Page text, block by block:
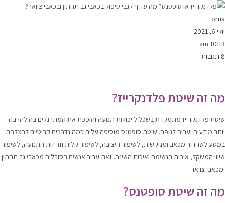
orna
יולי 6, 2021
10:13 am
8 תגובות
מה זה שיטת פלדנקרייז?
שיטת פלדנקרייז מתמקדת בשכלול יכולות תנועה והופכת את המתרגלים בה להרבה
יותר מודעים וערים לגופם. שיטת סופטנס מוסיפה עליה כמה נדבכים קריטיים להצלחה
במסע לשחרור מכאב ומנוקשות, לשיפור היציבה, לשיפור קלות וזריזות התנועה, לשיפור
שיווי המשקל, איכות הנשימה ואיכות השינה. זאת עבור אנשים הסובלים מכאבי גב תחתון
ומכאבי צוואר.
מה זה שיטת סופטנס?